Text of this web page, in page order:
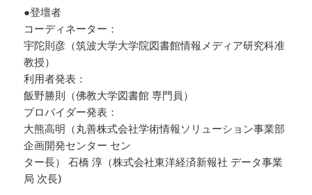
●登壇者
コーディネーター：
宇陀則彦（筑波大学大学院図書館情報メディア研究科准
教授）
利用者発表：
飯野勝則（佛教大学図書館 専門員）
プロバイダー発表：
大熊高明（丸善株式会社学術情報ソリューション事業部
企画開発センター セン
ター長） 石橋 淳（株式会社東洋経済新報社 データ事業
局 次長)